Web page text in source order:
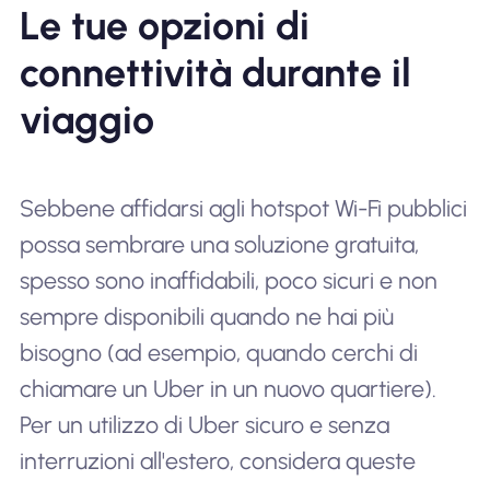
Le tue opzioni di
connettività durante il
viaggio
Sebbene affidarsi agli hotspot Wi-Fi pubblici
possa sembrare una soluzione gratuita,
spesso sono inaffidabili, poco sicuri e non
sempre disponibili quando ne hai più
bisogno (ad esempio, quando cerchi di
chiamare un Uber in un nuovo quartiere).
Per un utilizzo di Uber sicuro e senza
interruzioni all'estero, considera queste